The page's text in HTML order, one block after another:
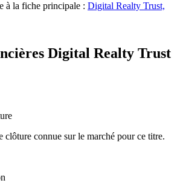
à la fiche principale : Digital Realty Trust,
Digital Realty Trust
clôture connue sur le marché pour ce titre.